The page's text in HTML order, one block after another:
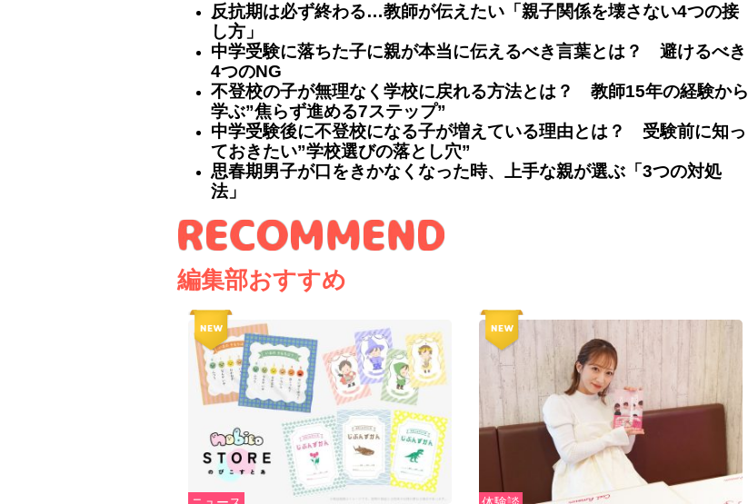
反抗期は必ず終わる…教師が伝えたい「親子関係を壊さない4つの接
し方」
中学受験に落ちた子に親が本当に伝えるべき言葉とは？ 避けるべき
4つのNG
不登校の子が無理なく学校に戻れる方法とは？ 教師15年の経験から
学ぶ”焦らず進める7ステップ”
中学受験後に不登校になる子が増えている理由とは？ 受験前に知っ
ておきたい”学校選びの落とし穴”
思春期男子が口をきかなくなった時、上手な親が選ぶ「3つの対処
法」
編集部おすすめ